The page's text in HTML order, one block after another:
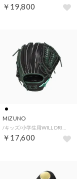
￥19,800
MIZUNO
￥17,600